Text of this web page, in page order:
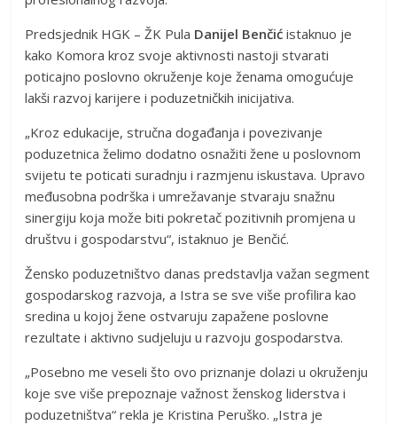
Predsjednik HGK – ŽK Pula Danijel Benčić istaknuo je
kako Komora kroz svoje aktivnosti nastoji stvarati
poticajno poslovno okruženje koje ženama omogućuje
lakši razvoj karijere i poduzetničkih inicijativa.
„Kroz edukacije, stručna događanja i povezivanje
poduzetnica želimo dodatno osnažiti žene u poslovnom
svijetu te poticati suradnju i razmjenu iskustava. Upravo
međusobna podrška i umrežavanje stvaraju snažnu
sinergiju koja može biti pokretač pozitivnih promjena u
društvu i gospodarstvu“, istaknuo je Benčić.
Žensko poduzetništvo danas predstavlja važan segment
gospodarskog razvoja, a Istra se sve više profilira kao
sredina u kojoj žene ostvaruju zapažene poslovne
rezultate i aktivno sudjeluju u razvoju gospodarstva.
„Posebno me veseli što ovo priznanje dolazi u okruženju
koje sve više prepoznaje važnost ženskog liderstva i
poduzetništva“ rekla je Kristina Peruško. „Istra je